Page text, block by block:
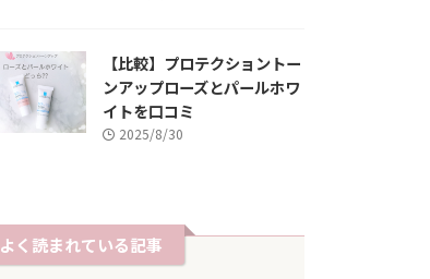
【比較】プロテクショントー
ンアップローズとパールホワ
イトを口コミ
2025/8/30
よく読まれている記事